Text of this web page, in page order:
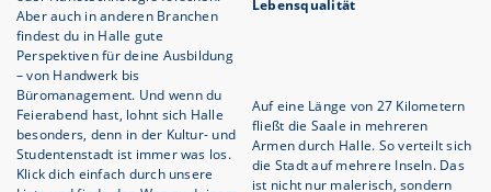
Aber auch in anderen Branchen
findest du in Halle gute
Perspektiven für deine Ausbildung
– von Handwerk bis
Büromanagement. Und wenn du
Feierabend hast, lohnt sich Halle
besonders, denn in der Kultur- und
Studentenstadt ist immer was los.
Klick dich einfach durch unsere
Lebensqualität
Auf eine Länge von 27 Kilometern
fließt die Saale in mehreren
Armen durch Halle. So verteilt sich
die Stadt auf mehrere Inseln. Das
ist nicht nur malerisch, sondern